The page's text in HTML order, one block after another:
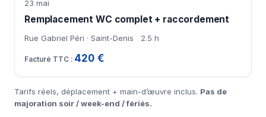
23 mai
Remplacement WC complet + raccordement
Rue Gabriel Péri · Saint-Denis 2.5 h
420 €
Tarifs réels, déplacement + main-d’œuvre inclus. Pas de
majoration soir / week-end / fériés.